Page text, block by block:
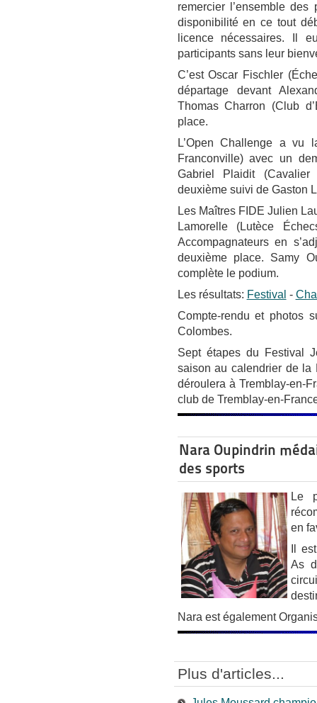
remercier l’ensemble
disponibilité en ce tout
licence nécessaires. Il
participants sans leur
C’est Oscar Fischler
départage devant
Thomas Charron (Club
place.
L’Open Challenge a vu
Franconville) avec un
Gabriel Plaidit
deuxième suivi de Gaston
Les Maîtres FIDE Julien
Lamorelle (Lutèce
Accompagnateurs en
deuxième place. Samy
complète le podium.
Les résultats: Festival -
Compte-rendu et photos
Colombes.
Sept étapes du Festival
saison au calendrier de la
déroulera à Tremblay-en-
club de Tremblay-en-
Nara Oupindrin
des sports
Le
en
Il
As
Nara est également
Plus d'articles...